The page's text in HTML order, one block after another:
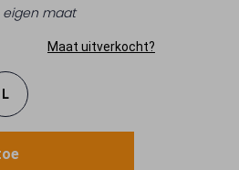
eigen maat
Maat uitverkocht?
L